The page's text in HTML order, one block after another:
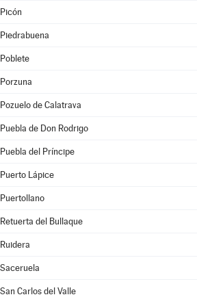
Picón
Piedrabuena
Poblete
Porzuna
Pozuelo de Calatrava
Puebla de Don Rodrigo
Puebla del Príncipe
Puerto Lápice
Puertollano
Retuerta del Bullaque
Ruidera
Saceruela
San Carlos del Valle